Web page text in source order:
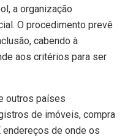
a organização
O procedimento prevê
cabendo à
aos critérios para ser
outros países
de imóveis, compra
endereços de onde os